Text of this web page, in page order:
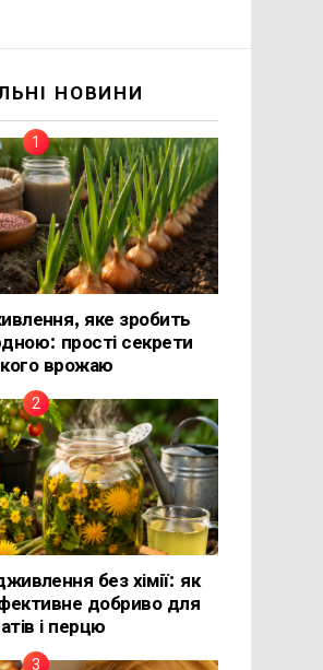
НОВИНИ
яке зробить
прості секрети
врожаю
без хімії: як
добриво для
і перцю